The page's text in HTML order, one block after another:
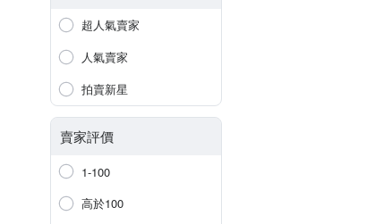
超人氣賣家
人氣賣家
拍賣新星
賣家評價
1-100
高於100